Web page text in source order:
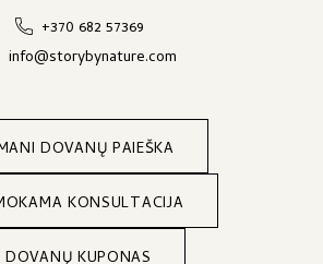
+370 682 57369
info@storybynature.com
DOVANŲ PAIEŠKA
KONSULTACIJA